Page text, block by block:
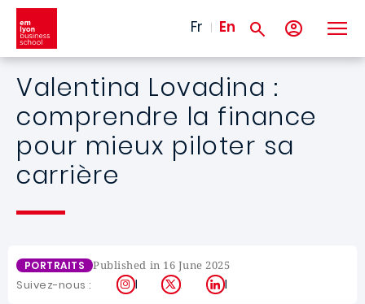
Skip to main content
Fr En
Valentina Lovadina :
comprendre la finance
pour mieux piloter sa
carrière
PORTRAITS Published in 16 June 2025
Suivez-nous : Instagram
X LinkedIn